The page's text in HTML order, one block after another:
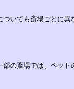
ついても斎場ごとに
部の斎場では、ペット